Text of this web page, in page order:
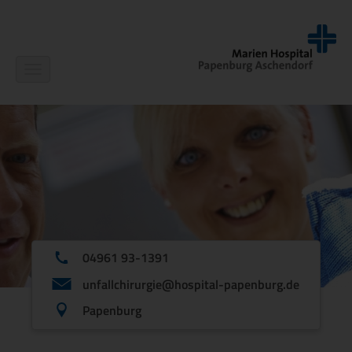
04961 93-1391
unfallchirurgie@hospital-papenburg.de
Papenburg